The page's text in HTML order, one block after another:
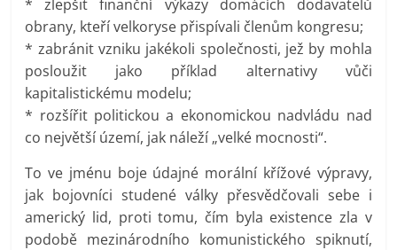
* zlepšit finanční výkazy domácích dodavatelů
obrany, kteří velkoryse přispívali členům kongresu;
* zabránit vzniku jakékoli společnosti, jež by mohla
posloužit jako příklad alternativy vůči
kapitalistickému modelu;
* rozšířit politickou a ekonomickou nadvládu nad
co největší území, jak náleží „velké mocnosti“.
To ve jménu boje údajné morální křížové výpravy,
jak bojovníci studené války přesvědčovali sebe i
americký lid, proti tomu, čím byla existence zla v
podobě mezinárodního komunistického spiknutí,